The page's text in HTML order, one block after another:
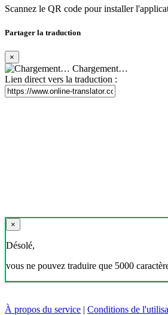
Scannez le QR code pour installer
Partager la traduction
×
Chargement…
Lien direct vers la traduction :
×
Désolé,
vous ne pouvez traduire que 5000
À propos du service | Conditions de